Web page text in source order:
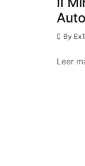
By
Leer